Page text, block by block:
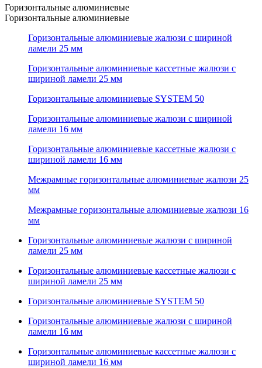
Горизонтальные алюминиевые
Горизонтальные алюминиевые
Горизонтальные алюминиевые жалюзи с шириной
ламели 25 мм
Горизонтальные алюминиевые кассетные жалюзи с
шириной ламели 25 мм
Горизонтальные алюминиевые SYSTEM 50
Горизонтальные алюминиевые жалюзи с шириной
ламели 16 мм
Горизонтальные алюминиевые кассетные жалюзи с
шириной ламели 16 мм
Межрамные горизонтальные алюминиевые жалюзи 25
мм
Межрамные горизонтальные алюминиевые жалюзи 16
мм
Горизонтальные алюминиевые жалюзи с шириной
ламели 25 мм
Горизонтальные алюминиевые кассетные жалюзи с
шириной ламели 25 мм
Горизонтальные алюминиевые SYSTEM 50
Горизонтальные алюминиевые жалюзи с шириной
ламели 16 мм
Горизонтальные алюминиевые кассетные жалюзи с
шириной ламели 16 мм